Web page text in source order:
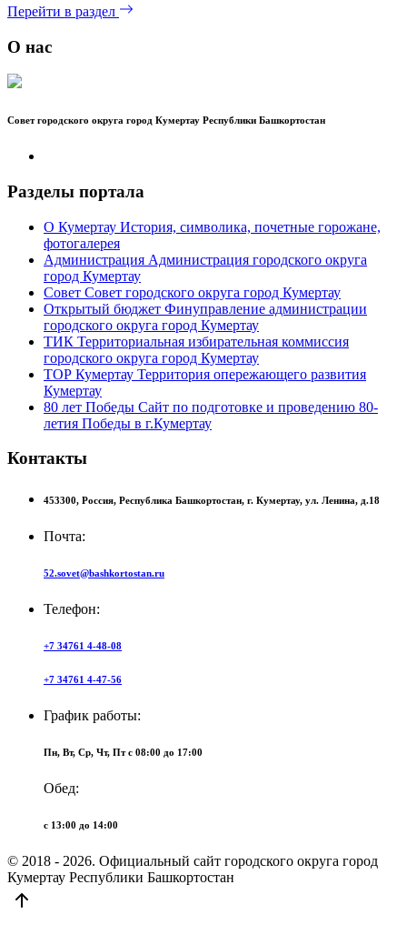
Перейти в раздел
О нас
Совет городского округа город Кумертау Республики Башкортостан
Разделы портала
О Кумертау История, символика, почетные горожане,
фотогалерея
Администрация Администрация городского округа
город Кумертау
Совет Совет городского округа город Кумертау
Открытый бюджет Финуправление администрации
городского округа город Кумертау
ТИК Территориальная избирательная коммиссия
городского округа город Кумертау
ТОР Кумертау Территория опережающего развития
Кумертау
80 лет Победы Сайт по подготовке и проведению 80-
летия Победы в г.Кумертау
Контакты
453300, Россия, Республика Башкортостан, г. Кумертау, ул. Ленина, д.18
Почта:
52.sovet@bashkortostan.ru
Телефон:
+7 34761 4-48-08
+7 34761 4-47-56
График работы:
Пн, Вт, Ср, Чт, Пт c 08:00 до 17:00
Обед:
c 13:00 до 14:00
© 2018 - 2026. Официальный сайт городского округа город
Кумертау Республики Башкортостан